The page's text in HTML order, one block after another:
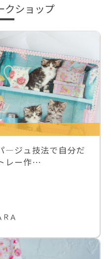
クショップ
―ジュ技法で自分だ
レー作…
Ａ